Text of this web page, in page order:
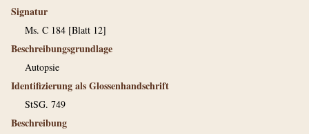
Signatur
Ms. C 184 [Blatt 12]
Beschreibungsgrundlage
Autopsie
Identifizierung als Glossenhandschrift
StSG. 749
Beschreibung